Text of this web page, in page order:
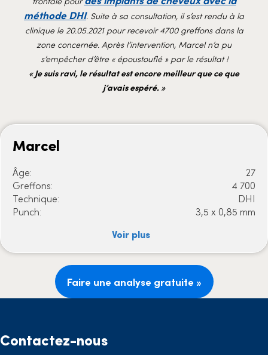
méthode DHI. Suite à sa consultation, il s’est rendu à la
clinique le 20.05.2021 pour recevoir 4700 greffons dans la
zone concernée. Après l’intervention, Marcel n’a pu
s’empêcher d’être « époustouflé » par le résultat !
« Je suis ravi, le résultat est encore meilleur que ce que
j’avais espéré. »
Marcel
Âge:
27
Greffons:
4 700
Technique:
DHI
Punch:
3,5 x 0,85 mm
Voir plus
Faire une analyse gratuite »
Contactez-nous